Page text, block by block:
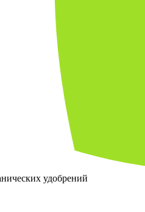
удобрений